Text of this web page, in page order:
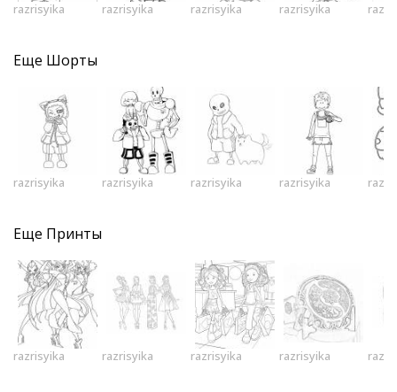
razrisyika razrisyika razrisyika razrisyika
Еще Шорты
razrisyika razrisyika razrisyika razrisyika
Еще Принты
razrisyika razrisyika razrisyika razrisyika